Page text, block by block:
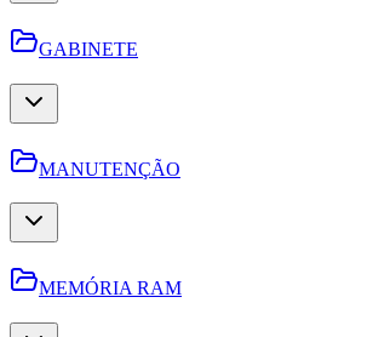
GABINETE
MANUTENÇÃO
MEMÓRIA RAM